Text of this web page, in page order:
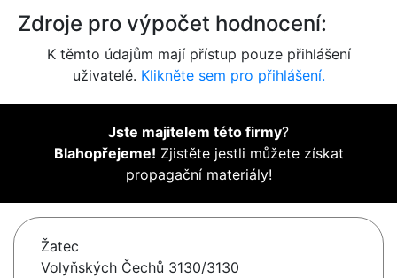
Zdroje pro výpočet hodnocení:
K těmto údajům mají přístup pouze přihlášení
uživatelé. Klikněte sem pro přihlášení.
Jste majitelem této firmy?
Blahopřejeme! Zjistěte jestli můžete získat
propagační materiály!
Žatec
Volyňských Čechů 3130/3130